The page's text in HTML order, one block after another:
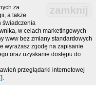
zamknij
za
a także
świadczenia
w celach marketingowych
www bez zmiany standardowych
wyrażasz zgodę na zapisanie
oraz uzyskanie dostępu do
przeglądarki internetowej
.